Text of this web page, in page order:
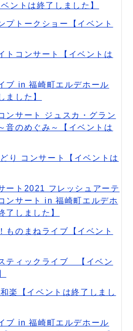
ントは終了しました】
プトークショー【イベント
コンサート【イベントは
ブ in 福崎町エルデホール
ました】
ンサート ジュスカ・グラン
音のめぐみ～【イベントは
り コンサート【イベントは
ート2021 フレッシュアーテ
ンサート in 福崎町エルデホ
了しました】
のまねライブ【イベント
ティックライブ 【イベン
楽【イベントは終了しまし
ブ in 福崎町エルデホール